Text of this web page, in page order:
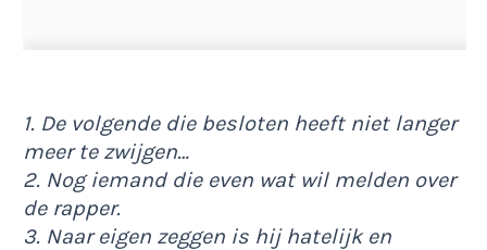
1. De volgende die besloten heeft niet langer
meer te zwijgen…
2. Nog iemand die even wat wil melden over
de rapper.
3. Naar eigen zeggen is hij hatelijk en